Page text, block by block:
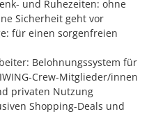
und Ruhezeiten: ohne
Sicherheit geht vor
für einen sorgenfreien
Belohnungssystem für
Crew-Mitglieder/innen
privaten Nutzung
Shopping-Deals und